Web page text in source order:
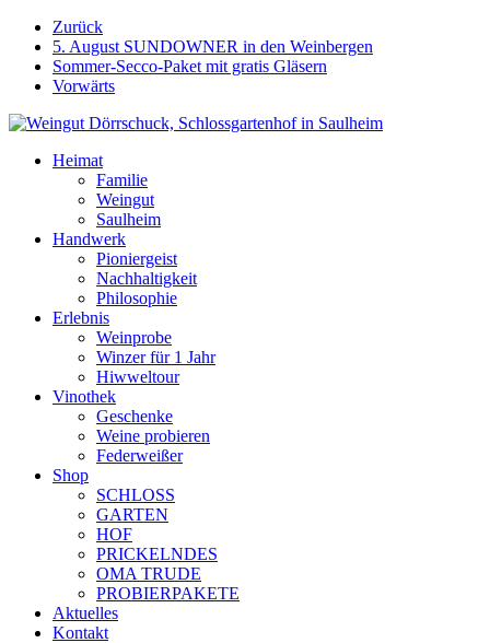
Weiter
zum
Inhalt
Zurück
5. August SUNDOWNER in den Weinbergen
Sommer-Secco-Paket mit gratis Gläsern
Vorwärts
Heimat
Familie
Weingut
Saulheim
Handwerk
Pioniergeist
Nachhaltigkeit
Philosophie
Erlebnis
Weinprobe
Winzer für 1 Jahr
Hiwweltour
Vinothek
Geschenke
Weine probieren
Federweißer
Shop
SCHLOSS
GARTEN
HOF
PRICKELNDES
OMA TRUDE
PROBIERPAKETE
Aktuelles
Kontakt